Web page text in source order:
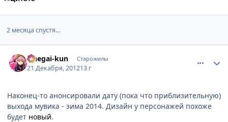
2 месяца спустя...
Onegai-kun Старожилы
21 Декабря, 201213 г
Наконец-то анонсировали дату (пока что приблизительную)
выхода мувика - зима 2014. Дизайн у персонажей похоже
будет новый.